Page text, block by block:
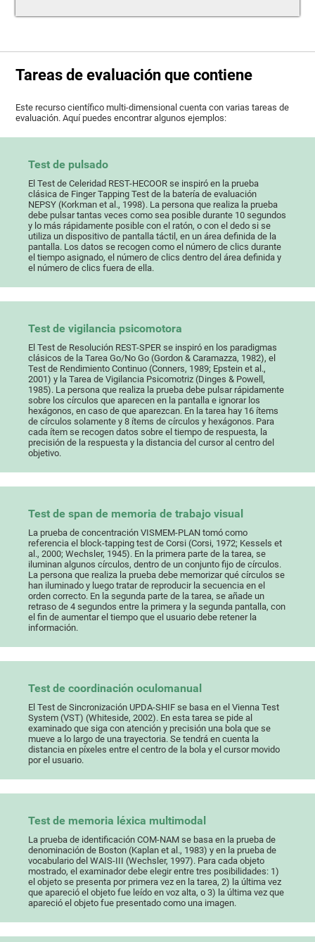
Tareas de evaluación que contiene
Este recurso científico multi-dimensional cuenta con varias tareas de
evaluación. Aquí puedes encontrar algunos ejemplos:
Test de pulsado
El Test de Celeridad REST-HECOOR se inspiró en la prueba
clásica de Finger Tapping Test de la batería de evaluación
NEPSY (Korkman et al., 1998). La persona que realiza la prueba
debe pulsar tantas veces como sea posible durante 10 segundos
y lo más rápidamente posible con el ratón, o con el dedo si se
utiliza un dispositivo de pantalla táctil, en un área definida de la
pantalla. Los datos se recogen como el número de clics durante
el tiempo asignado, el número de clics dentro del área definida y
el número de clics fuera de ella.
Test de vigilancia psicomotora
El Test de Resolución REST-SPER se inspiró en los paradigmas
clásicos de la Tarea Go/No Go (Gordon & Caramazza, 1982), el
Test de Rendimiento Continuo (Conners, 1989; Epstein et al.,
2001) y la Tarea de Vigilancia Psicomotriz (Dinges & Powell,
1985). La persona que realiza la prueba debe pulsar rápidamente
sobre los círculos que aparecen en la pantalla e ignorar los
hexágonos, en caso de que aparezcan. En la tarea hay 16 ítems
de círculos solamente y 8 ítems de círculos y hexágonos. Para
cada ítem se recogen datos sobre el tiempo de respuesta, la
precisión de la respuesta y la distancia del cursor al centro del
objetivo.
Test de span de memoria de trabajo visual
La prueba de concentración VISMEM-PLAN tomó como
referencia el block-tapping test de Corsi (Corsi, 1972; Kessels et
al., 2000; Wechsler, 1945). En la primera parte de la tarea, se
iluminan algunos círculos, dentro de un conjunto fijo de círculos.
La persona que realiza la prueba debe memorizar qué círculos se
han iluminado y luego tratar de reproducir la secuencia en el
orden correcto. En la segunda parte de la tarea, se añade un
retraso de 4 segundos entre la primera y la segunda pantalla, con
el fin de aumentar el tiempo que el usuario debe retener la
información.
Test de coordinación oculomanual
El Test de Sincronización UPDA-SHIF se basa en el Vienna Test
System (VST) (Whiteside, 2002). En esta tarea se pide al
examinado que siga con atención y precisión una bola que se
mueve a lo largo de una trayectoria. Se tendrá en cuenta la
distancia en píxeles entre el centro de la bola y el cursor movido
por el usuario.
Test de memoria léxica multimodal
La prueba de identificación COM-NAM se basa en la prueba de
denominación de Boston (Kaplan et al., 1983) y en la prueba de
vocabulario del WAIS-III (Wechsler, 1997). Para cada objeto
mostrado, el examinador debe elegir entre tres posibilidades: 1)
el objeto se presenta por primera vez en la tarea, 2) la última vez
que apareció el objeto fue leído en voz alta, o 3) la última vez que
apareció el objeto fue presentado como una imagen.